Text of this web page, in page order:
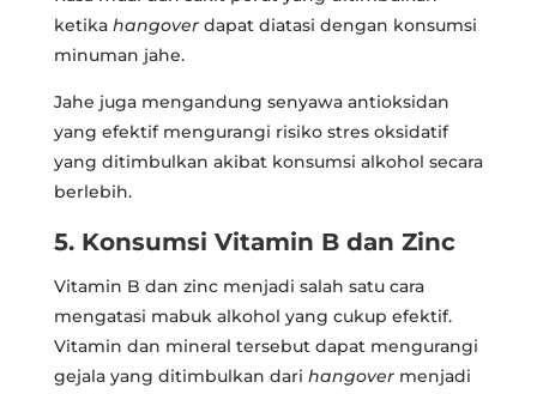
ketika hangoverdapat diatasi dengan konsumsi
minuman jahe.
Jahe juga mengandung senyawa antioksidan
yang efektif mengurangi risiko stres oksidatif
yang ditimbulkan akibat konsumsi alkohol secara
berlebih.
5. Konsumsi Vitamin B dan Zinc
Vitamin B dan zinc menjadi salah satu cara
mengatasi mabuk alkohol yang cukup efektif.
Vitamin dan mineral tersebut dapat mengurangi
gejala yang ditimbulkan dari hangovermenjadi